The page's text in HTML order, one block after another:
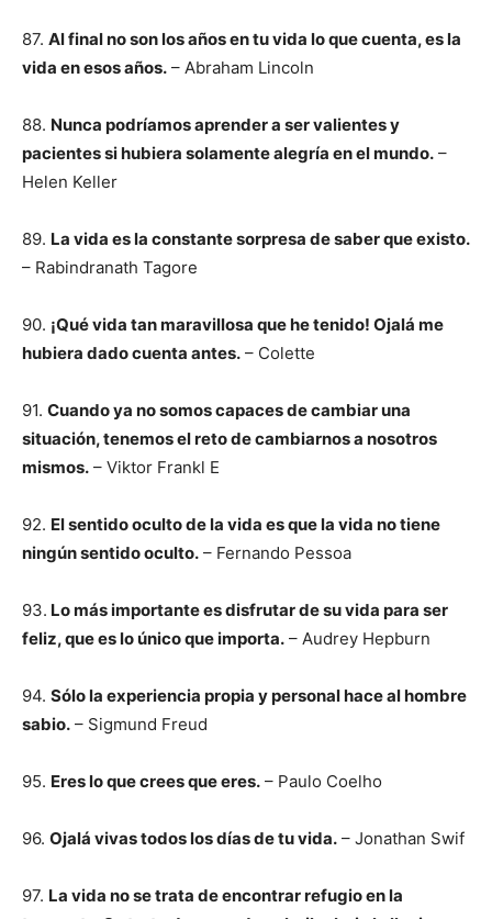
87. Al final no son los años en tu vida lo que cuenta, es la
vida en esos años. – Abraham Lincoln
88. Nunca podríamos aprender a ser valientes y
pacientes si hubiera solamente alegría en el mundo. –
Helen Keller
89. La vida es la constante sorpresa de saber que existo.
– Rabindranath Tagore
90. ¡Qué vida tan maravillosa que he tenido! Ojalá me
hubiera dado cuenta antes. – Colette
91. Cuando ya no somos capaces de cambiar una
situación, tenemos el reto de cambiarnos a nosotros
mismos. – Viktor Frankl E
92. El sentido oculto de la vida es que la vida no tiene
ningún sentido oculto. – Fernando Pessoa
93. Lo más importante es disfrutar de su vida para ser
feliz, que es lo único que importa. – Audrey Hepburn
94. Sólo la experiencia propia y personal hace al hombre
sabio. – Sigmund Freud
95. Eres lo que crees que eres. – Paulo Coelho
96. Ojalá vivas todos los días de tu vida. – Jonathan Swif
97. La vida no se trata de encontrar refugio en la